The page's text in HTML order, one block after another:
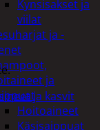
Kynsisakset ja
viilat
ja -
ja
Hoitoaineet
Käsisaippuat
ja kasvit